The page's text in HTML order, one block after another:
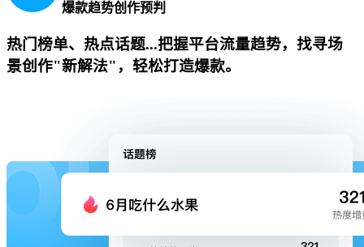
爆款趋势创作预判
热门榜单、热点话题...把握平台流量趋势，找寻场
景创作"新解法"，轻松打造爆款。